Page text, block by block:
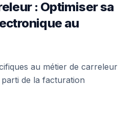
: Optimiser sa
au
au métier de carreleur
de la facturation